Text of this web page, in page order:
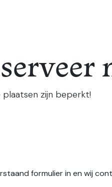
zijn beperkt!
formulier in en wij